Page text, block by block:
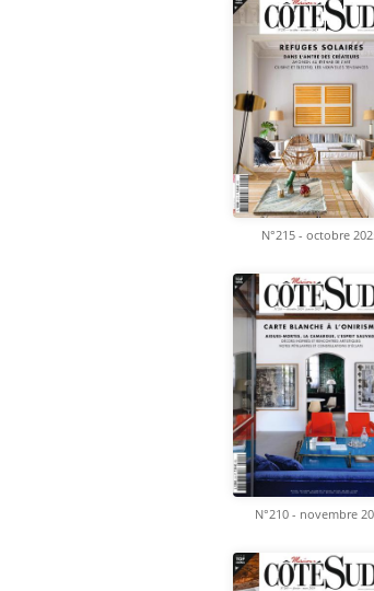
N°215 - octobre
N°210 - novembre